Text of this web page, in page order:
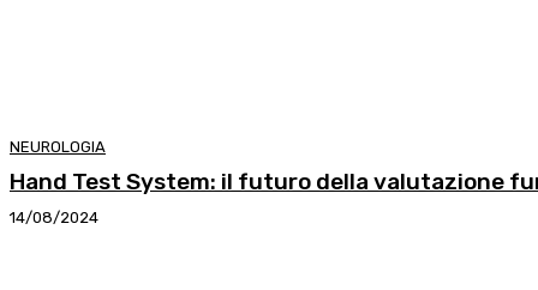
NEUROLOGIA
Hand Test System: il futuro della valutazione
14/08/2024